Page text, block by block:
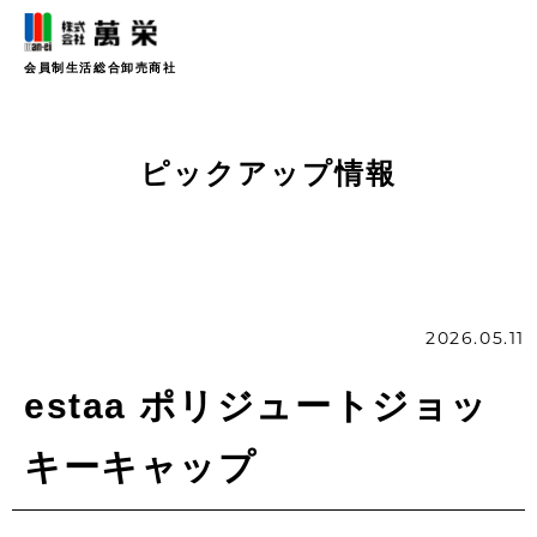
会員制生活総合卸売商社
ピックアップ情報
2026.05.11
estaa ポリジュートジョッ
キーキャップ